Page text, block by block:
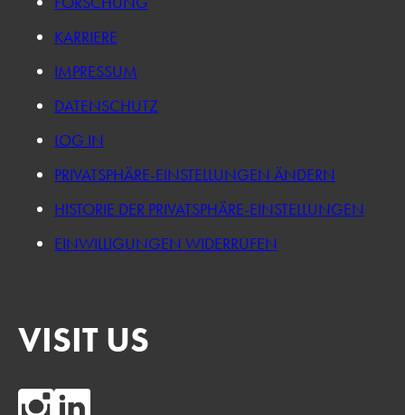
KARRIERE
IMPRESSUM
DATENSCHUTZ
LOG IN
PRIVATSPHÄRE-EINSTELLUNGEN ÄNDERN
HISTORIE DER PRIVATSPHÄRE-EINSTELLUNGEN
EINWILLIGUNGEN WIDERRUFEN
VISIT US